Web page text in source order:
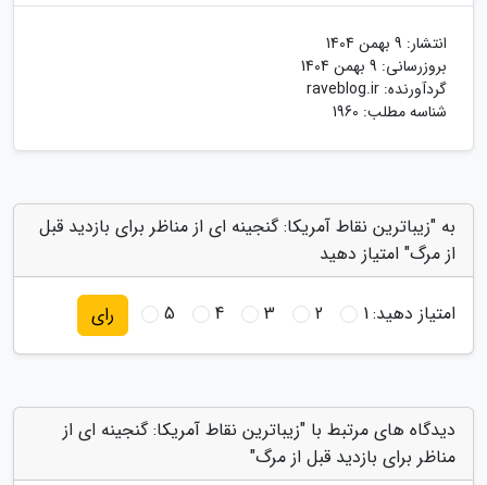
انتشار: 9 بهمن 1404
بروزرسانی: 9 بهمن 1404
گردآورنده: raveblog.ir
شناسه مطلب: 1960
به "زیباترین نقاط آمریکا: گنجینه ای از مناظر برای بازدید قبل
از مرگ" امتیاز دهید
امتیاز دهید:1
2
3
4
5 رای
دیدگاه های مرتبط با "زیباترین نقاط آمریکا: گنجینه ای از
مناظر برای بازدید قبل از مرگ"